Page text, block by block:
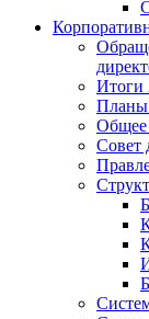
Итоги
Планы
Общее
Совет